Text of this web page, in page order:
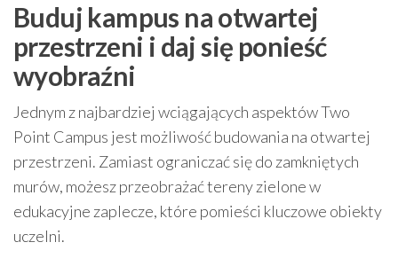
Buduj kampus na otwartej
przestrzeni i daj się ponieść
wyobraźni
Jednym z najbardziej wciągających aspektów Two
Point Campus jest możliwość budowania na otwartej
przestrzeni. Zamiast ograniczać się do zamkniętych
murów, możesz przeobrażać tereny zielone w
edukacyjne zaplecze, które pomieści kluczowe obiekty
uczelni.